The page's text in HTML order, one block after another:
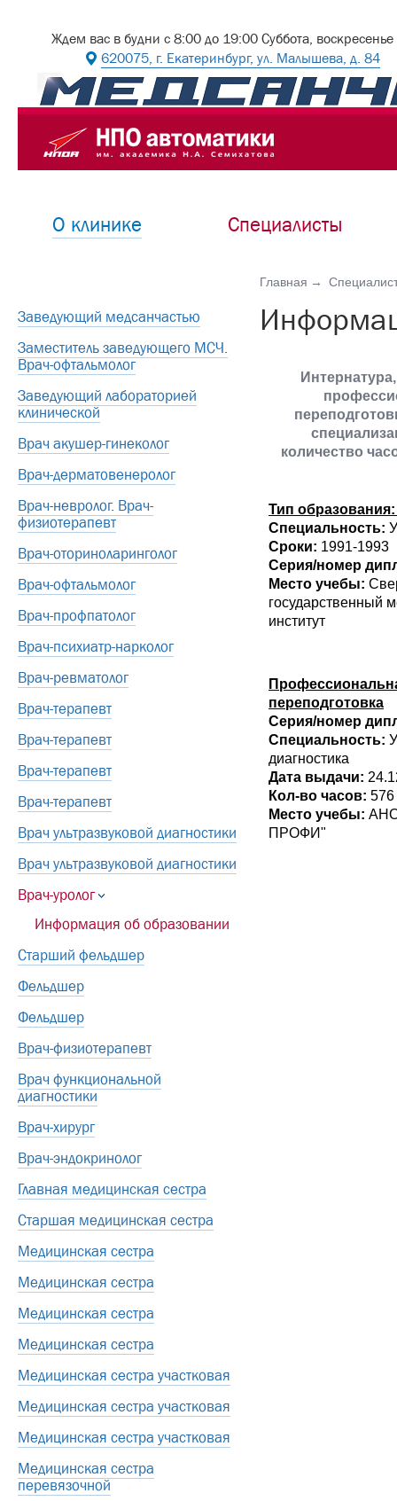
Ждем вас в будни с 8:00 до 19:00 Суббота,
620075, г. Екатеринбург, ул. Малышева, д. 84
О клинике Специалисты
Главная
количество
Тип образования:
Специальность:
Сроки: 1991-1993
Серия/номер
Место учебы:
государственный
институт
переподготовка
Серия/номер
Специальность:
диагностика
Дата выдачи:
Кол-во часов: 576
Место учебы:
ПРОФИ"
Заведующий медсанчастью
Заместитель заведующего МСЧ.
Врач-офтальмолог
Заведующий лабораторией
клинической
Врач акушер-гинеколог
Врач-дерматовенеролог
Врач-невролог. Врач-
физиотерапевт
Врач-оториноларинголог
Врач-офтальмолог
Врач-профпатолог
Врач-психиатр-нарколог
Врач-ревматолог
Врач-терапевт
Врач-терапевт
Врач-терапевт
Врач-терапевт
Врач ультразвуковой диагностики
Врач ультразвуковой диагностики
Врач-уролог
Информация об образовании
Старший фельдшер
Фельдшер
Фельдшер
Врач-физиотерапевт
Врач функциональной
диагностики
Врач-хирург
Врач-эндокринолог
Главная медицинская сестра
Старшая медицинская сестра
Медицинская сестра
Медицинская сестра
Медицинская сестра
Медицинская сестра
Медицинская сестра участковая
Медицинская сестра участковая
Медицинская сестра участковая
Медицинская сестра
перевязочной